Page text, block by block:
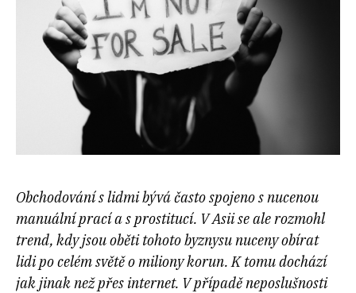
Obchodování s lidmi bývá často spojeno s nucenou
manuální prací a s prostitucí. V Asii se ale rozmohl
trend, kdy jsou oběti tohoto byznysu nuceny obírat
lidi po celém světě o miliony korun. K tomu dochází
jak jinak než přes internet. V případě neposlušnosti